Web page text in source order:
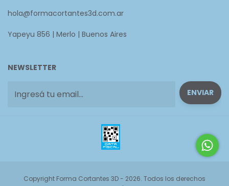
hola@formacortantes3d.com.ar
Yapeyu 856 | Merlo | Buenos Aires
NEWSLETTER
Copyright Forma Cortantes 3D - 2026. Todos los derechos